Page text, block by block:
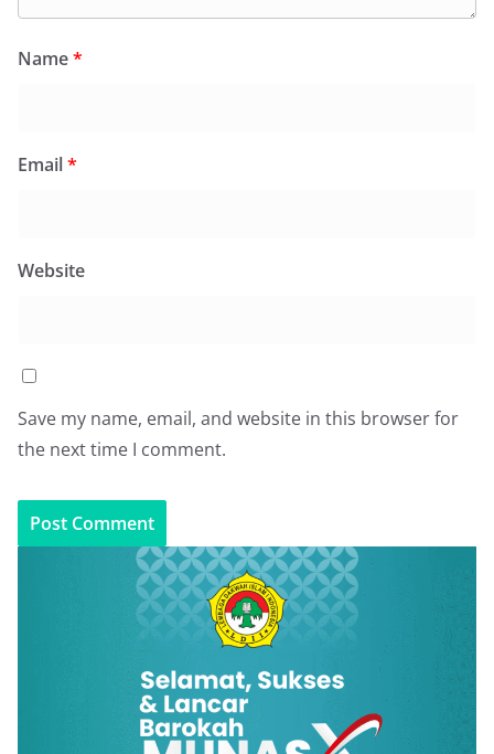
Name*
Email*
Website
Save my name, email, and website in this browser for
the next time I comment.